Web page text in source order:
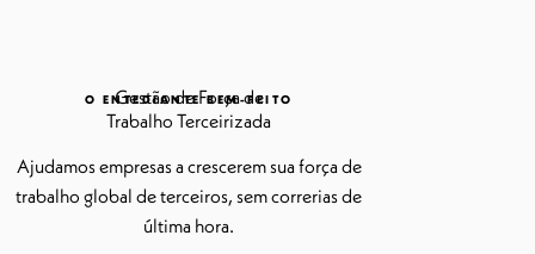
O ENTEDIANTE BEM-FEITO
Gestão de Força de
Trabalho Terceirizada
Ajudamos empresas a crescerem sua força de
trabalho global de terceiros, sem correrias de
última hora.